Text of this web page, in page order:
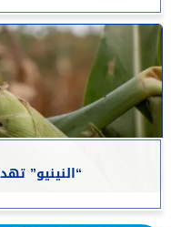
“النينيو”